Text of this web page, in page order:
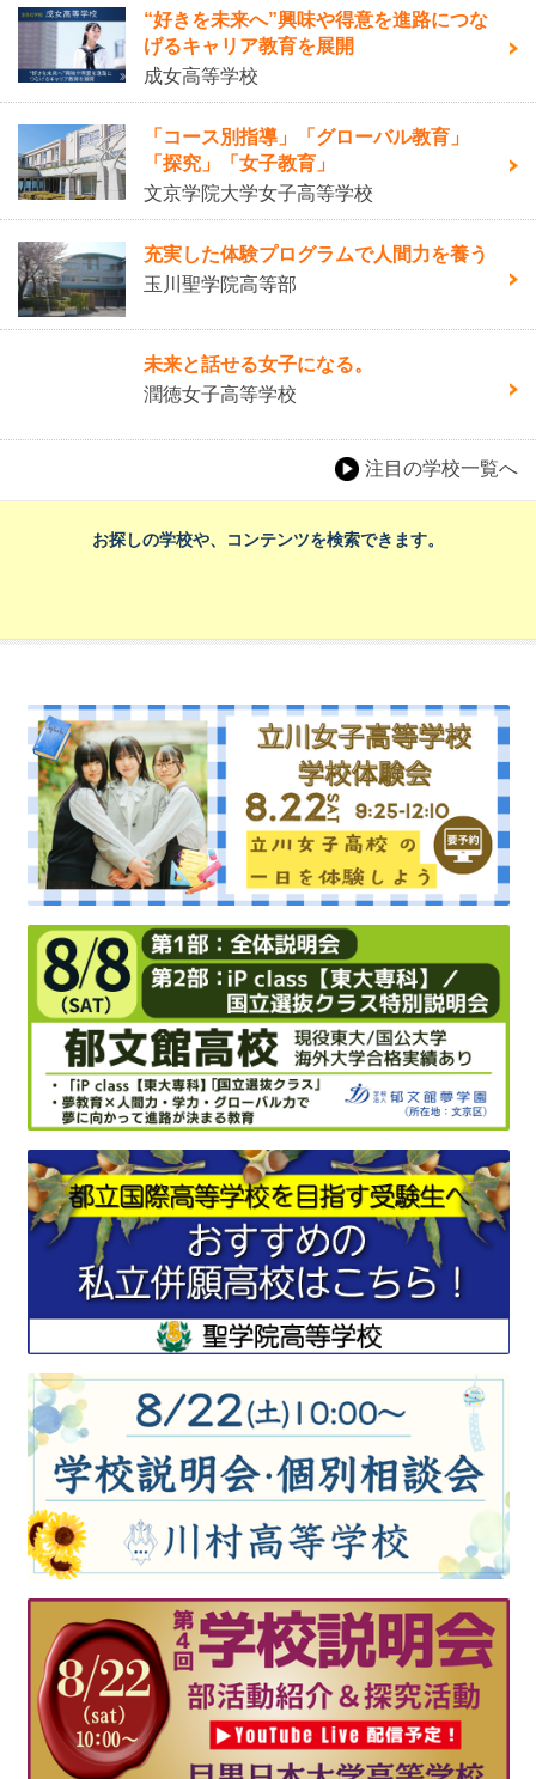
“好きを未来へ”興味や得意を進路につな
げるキャリア教育を展開
成女高等学校
「コース別指導」「グローバル教育」
「探究」「女子教育」
文京学院大学女子高等学校
充実した体験プログラムで人間力を養う
玉川聖学院高等部
未来と話せる女子になる。
潤徳女子高等学校
注目の学校一覧へ
お探しの学校や、コンテンツを検索できます。